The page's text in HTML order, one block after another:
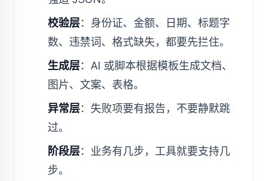
校验层：身份证、金额、日期、标题字
数、违禁词、格式缺失，都要先拦住。
生成层：AI 或脚本根据模板生成文档、
图片、文案、表格。
异常层：失败项要有报告，不要静默跳
过。
阶段层：业务有几步，工具就要支持几
步。